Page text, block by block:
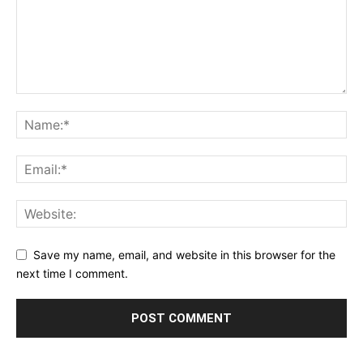
Save my name, email, and website in this browser for the
next time I comment.